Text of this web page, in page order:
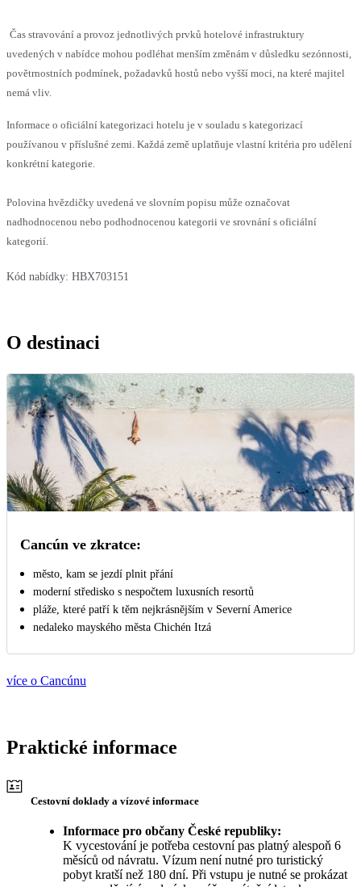
Čas stravování a provoz jednotlivých prvků hotelové infrastruktury
uvedených v nabídce mohou podléhat menším změnám v důsledku sezónnosti,
povětrnostních podmínek, požadavků hostů nebo vyšší moci, na které majitel
nemá vliv.
Informace o oficiální kategorizaci hotelu je v souladu s kategorizací
používanou v příslušné zemi. Každá země uplatňuje vlastní kritéria pro udělení
konkrétní kategorie.
Polovina hvězdičky uvedená ve slovním popisu může označovat
nadhodnocenou nebo podhodnocenou kategorii ve srovnání s oficiální
kategorií.
Kód nabídky: HBX703151
O destinaci
Cancún ve zkratce:
město, kam se jezdí plnit přání
moderní středisko s nespočtem luxusních resortů
pláže, které patří k těm nejkrásnějším v Severní Americe
nedaleko mayského města Chichén Itzá
více o Cancúnu
Praktické informace
Cestovní doklady a vízové informace
Informace pro občany České republiky:
K vycestování je potřeba cestovní pas platný alespoň 6
měsíců od návratu. Vízum není nutné pro turistický
pobyt kratší než 180 dní. Při vstupu je nutné se prokázat